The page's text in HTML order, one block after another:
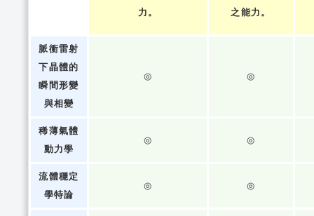
力。
之能力。
脈衝雷射
下晶體的
瞬間形變
與相變
◎ ◎
稀薄氣體
動力學
◎ ◎
流體穩定
學特論
◎ ◎